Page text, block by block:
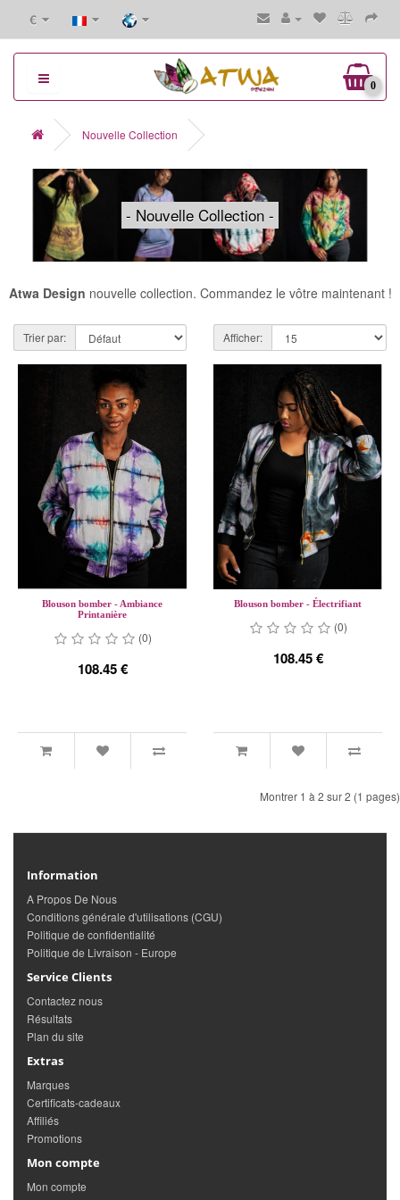
€
0
Nouvelle Collection
- Nouvelle Collection -
Atwa Design nouvelle collection. Commandez le vôtre maintenant !
Trier par: Afficher:
Blouson bomber - Ambiance
Printanière
(0)
108.45 €
Blouson bomber - Électrifiant
(0)
108.45 €
Montrer 1 à 2 sur 2 (1 pages)
Information
A Propos De Nous
Conditions générale d'utilisations (CGU)
Politique de confidentialité
Politique de Livraison - Europe
Service Clients
Contactez nous
Résultats
Plan du site
Extras
Marques
Certificats-cadeaux
Affiliés
Promotions
Mon compte
Mon compte